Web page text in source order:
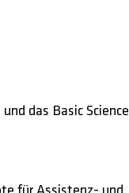
das Basic Science